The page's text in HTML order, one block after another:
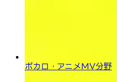
ボカロ・ アニメMV分野